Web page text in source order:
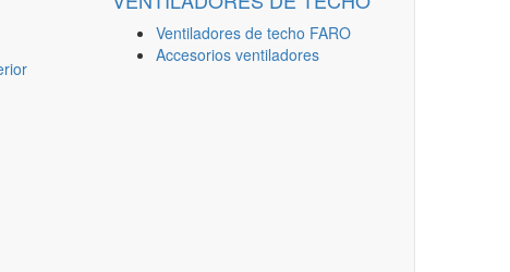
Ventiladores de techo FARO
Accesorios ventiladores